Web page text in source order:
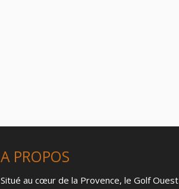
A PROPOS
Situé au cœur de la Provence, le Golf